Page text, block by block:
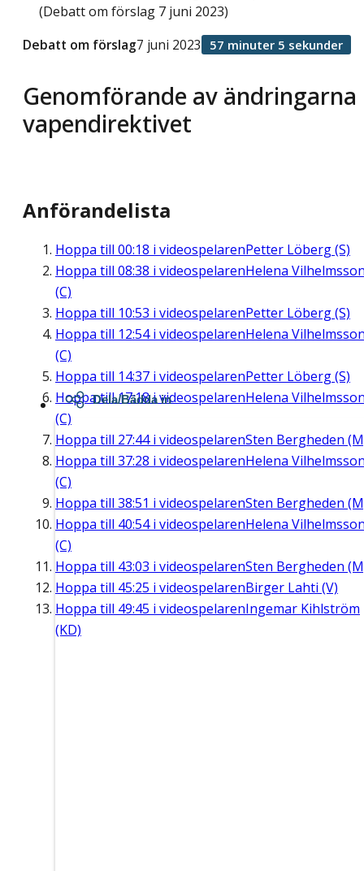
(Debatt om förslag 7 juni 2023)
Genomförande av ändringarna
vapendirektivet
Debatt om förslag7 juni 2023 57 minuter 5 sekunder
Anförandelista
Hoppa till 00:18 i videospelarenPetter Löberg (S)
Hoppa till 08:38 i videospelarenHelena
(C)
Hoppa till 10:53 i videospelarenPetter Löberg (S)
Hoppa till 12:54i videospelarenHelena
(C)
Hoppa till 14:37 i videospelarenPetter Löberg (S)
Hoppa till17:18i videospelarenHelena
(C)
Hoppa till 27:44i videospelarenSten Bergheden
Hoppa till 37:28 i videospelarenHelena
(C)
Hoppa till 38:51 i videospelarenSten Bergheden
Hoppa till 40:54i videospelarenHelena
(C)
Hoppa till 43:03 i videospelarenSten Bergheden
Hoppa till 45:25 i videospelarenBirger Lahti (V)
Hoppa till 49:45 i videospelarenIngemar Kihlström
(KD)
Dela/Bädda in